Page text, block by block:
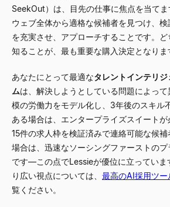
SeekOut）は、目先の仕事に焦点を当て
ウェブ全体から適格な候補者を見つけ、
を充実させ、アプローチすることです。
知ることが、最も重要な購入決定となりま
あなたにとって最適なタレントインテリ
ムは、解決しようとしている問題によって
模の労働力をモデル化し、3年後のスキル
ある場合は、エンタープライズスイート
15件の求人枠を検証済みで連絡可能な候
場合は、迅速なソーシングファーストの
です—この点でLessieが優位に立っていま
り広い視点については、 最高のAI採用ツー
覧ください。